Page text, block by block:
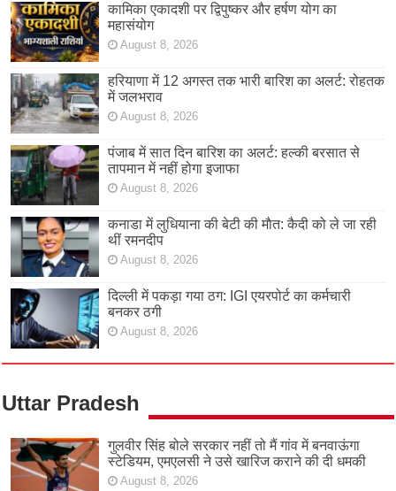
कामिका एकादशी पर द्विपुष्कर और हर्षण योग का
महासंयोग
August 8, 2026
हरियाणा में 12 अगस्त तक भारी बारिश का अलर्ट: रोहतक
में जलभराव
August 8, 2026
पंजाब में सात दिन बारिश का अलर्ट: हल्की बरसात से
तापमान में नहीं होगा इजाफा
August 8, 2026
कनाडा में लुधियाना की बेटी की माैत: कैदी को ले जा रही
थीं रमनदीप
August 8, 2026
दिल्ली में पकड़ा गया ठग: IGI एयरपोर्ट का कर्मचारी
बनकर ठगी
August 8, 2026
Uttar Pradesh
गुलवीर सिंह बोले सरकार नहीं तो मैं गांव में बनवाऊंगा
स्टेडियम, एमएलसी ने उसे खारिज कराने की दी धमकी
August 8, 2026